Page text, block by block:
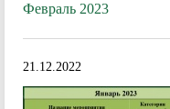
Февраль 2023
21.12.2022